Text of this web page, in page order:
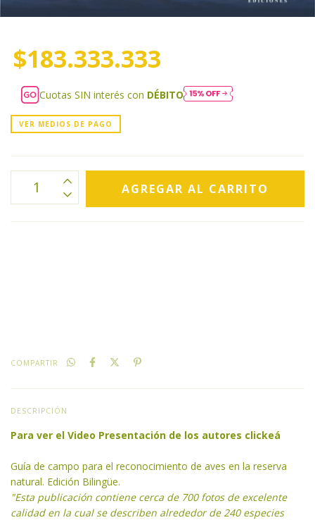
$183.333.333
Cuotas SIN interés con DÉBITO
VER MEDIOS DE PAGO
COMPARTIR
DESCRIPCIÓN
Para ver el Video Presentación de los autores clickeá
Guía de campo para el reconocimiento de aves en la reserva
natural. Edición Bilingüe.
"Esta publicación contiene cerca de 700 fotos de excelente
calidad en la cual se describen alrededor de 240 especies